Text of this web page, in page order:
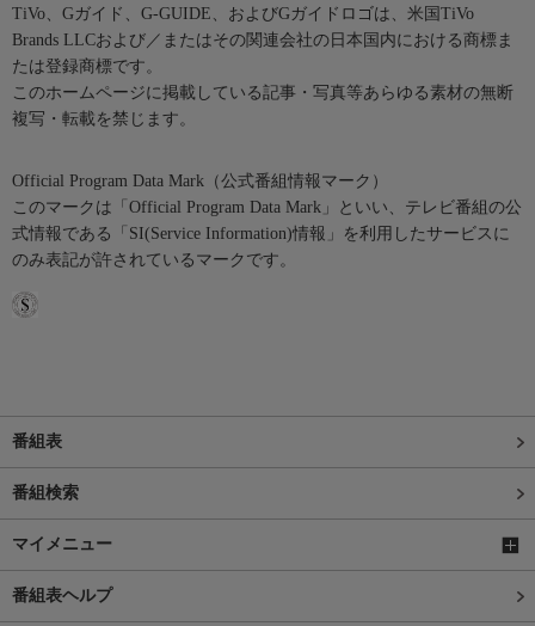
TiVo、Gガイド、G-GUIDE、およびGガイドロゴは、米国TiVo
Brands LLCおよび／またはその関連会社の日本国内における商標ま
たは登録商標です。
このホームページに掲載している記事・写真等あらゆる素材の無断
複写・転載を禁じます。
Official Program Data Mark（公式番組情報マーク）
このマークは「Official Program Data Mark」といい、テレビ番組の公
式情報である「SI(Service Information)情報」を利用したサービスに
のみ表記が許されているマークです。
番組表
番組検索
マイメニュー
番組表ヘルプ